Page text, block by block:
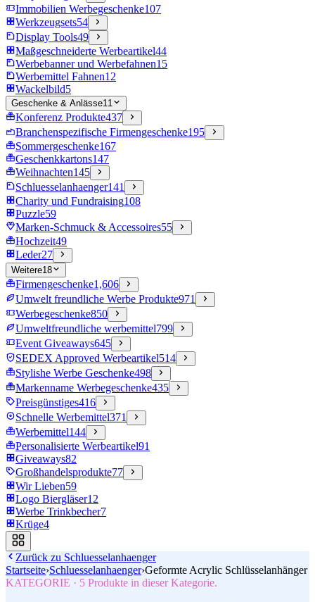
Immobilien Werbegeschenke107
Werkzeugsets54
Display Tools49
Maßgeschneiderte Werbeartikel44
Werbebanner und Werbefahnen15
Werbemittel Fahnen12
Wackelbild5
Geschenke & Anlässe11
Konferenz Produkte437
Branchenspezifische Firmengeschenke195
Sommergeschenke167
Geschenkkartons147
Weihnachten145
Schluesselanhaenger141
Charity und Fundraising108
Puzzle59
Marken-Schmuck & Accessoires55
Hochzeit49
Leder27
Weitere18
Firmengeschenke1,606
Umwelt freundliche Werbe Produkte971
Werbegeschenke850
Umweltfreundliche werbemittel799
Event Giveaways645
SEDEX Approved Werbeartikel514
Stylishe Werbe Geschenke498
Markenname Werbegeschenke435
Preisgünstiges416
Schnelle Werbemittel371
Werbemittel144
Personalisierte Werbeartikel91
Giveaways82
Großhandelsprodukte77
Wir Lieben59
Logo Biergläser12
Werbe Trinkbecher7
Krüge4
Zurück zu Schluesselanhaenger
Startseite›Schluesselanhaenger›Geformte Acrylic Schlüsselanhänger
KATEGORIE · 5 Produkte in dieser Kategorie.